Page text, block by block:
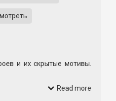
и их скрытые мотивы.
Монтаж, музыка и
Read more